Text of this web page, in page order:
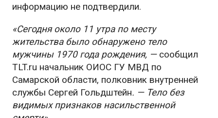
информацию не подтвердили.
«Сегодня около 11 утра по месту
жительства было обнаружено тело
мужчины 1970 года рождения, — сообщил
TLT.ru начальник ОИОС ГУ МВД по
Самарской области, полковник внутренней
службы Сергей Гольдштейн. — Тело без
видимых признаков насильственной